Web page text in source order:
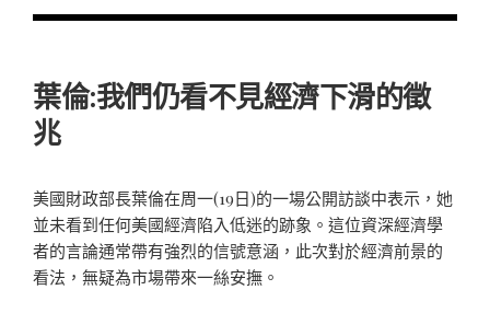
葉倫:我們仍看不見經濟下滑的徵
兆
美國財政部長葉倫在周一(19日)的一場公開訪談中表示，她
並未看到任何美國經濟陷入低迷的跡象。這位資深經濟學
者的言論通常帶有強烈的信號意涵，此次對於經濟前景的
看法，無疑為市場帶來一絲安撫。